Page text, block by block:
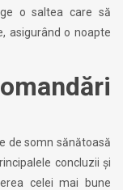
o saltea care să
asigurând o noapte
de somn sănătoasă
concluzii și
celei mai bune